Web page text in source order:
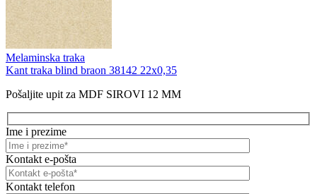
Melaminska traka
Kant traka blind braon 38142 22x0,35
Pošaljite upit za MDF SIROVI 12 MM
Ime i prezime
Kontakt e-pošta
Kontakt telefon